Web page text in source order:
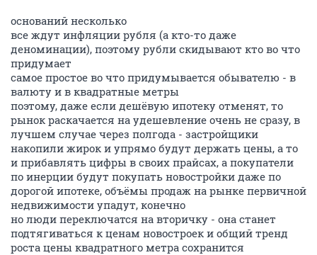
оснований несколько
все ждут инфляции рубля (а кто-то даже
деноминации), поэтому рубли скидывают кто во что
придумает
самое простое во что придумывается обывателю - в
валюту и в квадратные метры
поэтому, даже если дешёвую ипотеку отменят, то
рынок раскачается на удешевление очень не сразу, в
лучшем случае через полгода - застройщики
накопили жирок и упрямо будут держать цены, а то
и прибавлять цифры в своих прайсах, а покупатели
по инерции будут покупать новостройки даже по
дорогой ипотеке, объёмы продаж на рынке первичной
недвижимости упадут, конечно
но люди переключатся на вторичку - она станет
подтягиваться к ценам новостроек и общий тренд
роста цены квадратного метра сохранится